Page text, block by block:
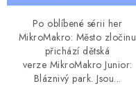
Po oblíbené sérii her
MikroMakro: Město zločinu
přichází dětská
verze MikroMakro Junior:
Bláznivý park. Jsou...